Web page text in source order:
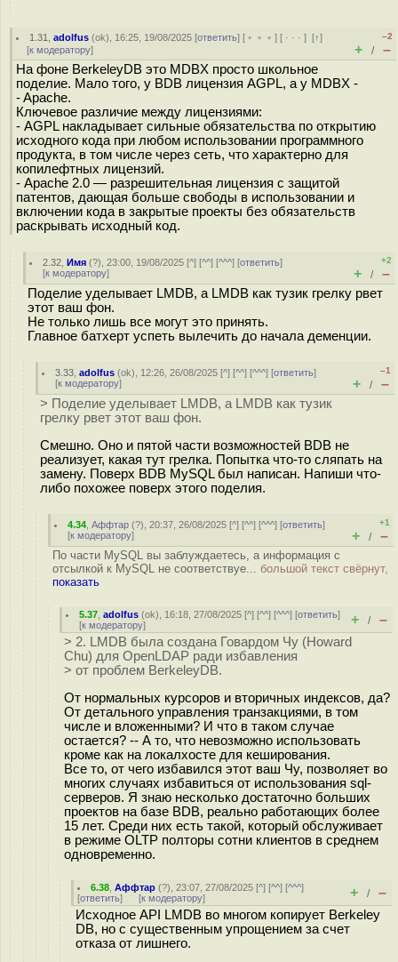
1.31 ,adolfus (ok), 16:25, 19/08/2025 [ответить] [ ﹢﹢﹢] [ · · ·][↑]
[к модератору]
–2
+ / –
На фоне BerkeleyDB это MDBX просто школьное
поделие. Мало того, у BDB лицензия AGPL, а у MDBX -
- Apache.
Ключевое различие между лицензиями:
- AGPL накладывает сильные обязательства по открытию
исходного кода при любом использовании программного
продукта, в том числе через сеть, что характерно для
копилефтных лицензий.
- Apache 2.0 — разрешительная лицензия с защитой
патентов, дающая больше свободы в использовании и
включении кода в закрытые проекты без обязательств
раскрывать исходный код.
2.32 ,Имя (?), 23:00, 19/08/2025 [^] [^^] [^^^] [ответить]
[к модератору]
+2
+ / –
Поделие уделывает LMDB, а LMDB как тузик грелку рвет
этот ваш фон.
Не только лишь все могут это принять.
Главное батхерт успеть вылечить до начала деменции.
3.33 ,adolfus (ok), 12:26, 26/08/2025 [^] [^^] [^^^] [ответить]
[к модератору]
–1
+ / –
> Поделие уделывает LMDB, а LMDB как тузик
грелку рвет этот ваш фон.
Смешно. Оно и пятой части возможностей BDB не
реализует, какая тут грелка. Попытка что-то сляпать на
замену. Поверх BDB MySQL был написан. Напиши что-
либо похожее поверх этого поделия.
4.34 ,Аффтар (?), 20:37, 26/08/2025 [^] [^^] [^^^] [ответить]
[к модератору]
+1
+ / –
По части MySQL вы заблуждаетесь, а информация с
отсылкой к MySQL не соответствуе... большой текст свёрнут,
показать
5.37 ,adolfus (ok), 16:18, 27/08/2025 [^] [^^] [^^^] [ответить]
[к модератору] + / –
> 2. LMDB была создана Говардом Чу (Howard
Chu) для OpenLDAP ради избавления
> от проблем BerkeleyDB.
От нормальных курсоров и вторичных индексов, да?
От детального управления транзакциями, в том
числе и вложенными? И что в таком случае
остается? -- А то, что невозможно использовать
кроме как на локалхосте для кеширования.
Все то, от чего избавился этот ваш Чу, позволяет во
многих случаях избавиться от использования sql-
серверов. Я знаю несколько достаточно больших
проектов на базе BDB, реально работающих более
15 лет. Среди них есть такой, который обслуживает
в режиме OLTP полторы сотни клиентов в среднем
одновременно.
6.38 ,Аффтар (?), 23:07, 27/08/2025 [^] [^^] [^^^]
[ответить] [к модератору] + / –
Исходное API LMDB во многом копирует Berkeley
DB, но с существенным упрощением за счет
отказа от лишнего.